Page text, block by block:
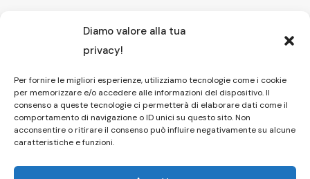
Diamo valore alla tua
privacy!
Per fornire le migliori esperienze, utilizziamo tecnologie come i cookie
per memorizzare e/o accedere alle informazioni del dispositivo. Il
consenso a queste tecnologie ci permetterà di elaborare dati come il
comportamento di navigazione o ID unici su questo sito. Non
acconsentire o ritirare il consenso può influire negativamente su alcune
caratteristiche e funzioni.
Offerta Natale in camera con vasca
idromassaggio ! Prenota il tuo relax esclusivo
Entrata GRATUITA in Piscina esterna! Il tuo relax
di coppia